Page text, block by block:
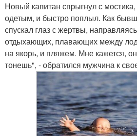
Новый капитан спрыгнул с
одетым, и быстро поплыл. Как
спускал глаз с жертвы,
отдыхающих, плавающих между
на якорь, и пляжем. Мне кажется,
тонешь", - обратился мужчина к